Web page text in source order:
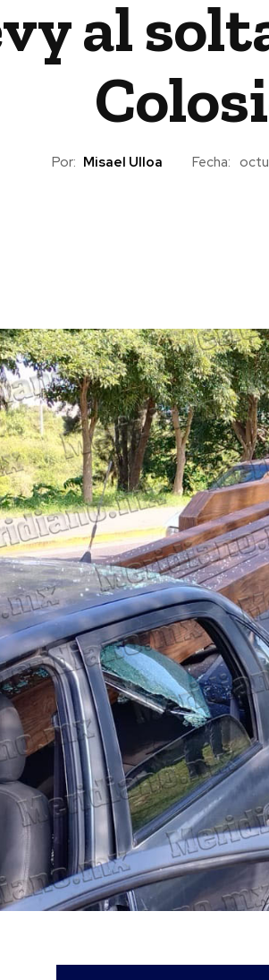
al
Por: Misael Ulloa Fecha: